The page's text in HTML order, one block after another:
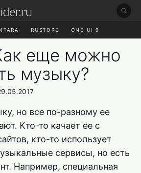
RUSTORE ONE UI 9
еще можно
музыку?
но все по-разному ее
Кто-то качает ее с
кто-то использует
сервисы, но есть
Например, специальная